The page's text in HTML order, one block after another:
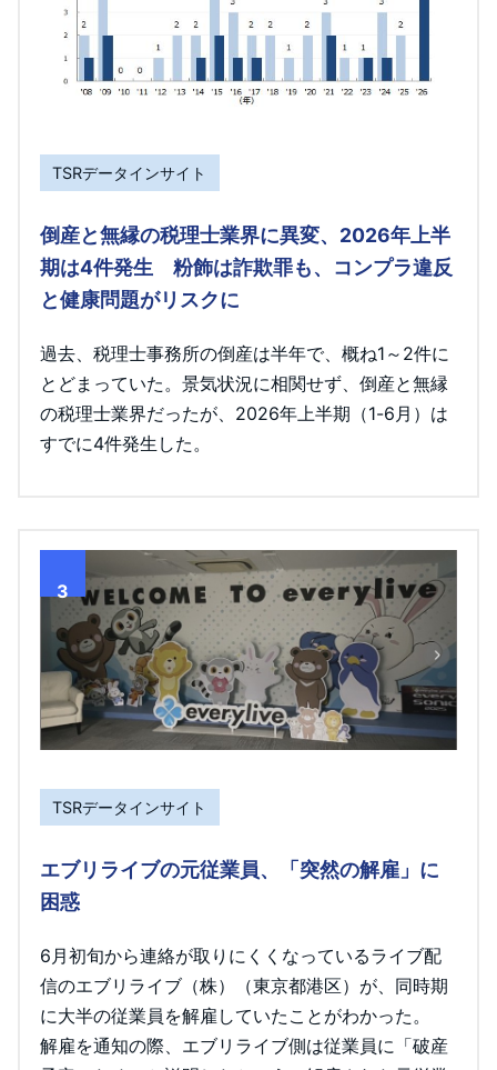
TSRデータインサイト
倒産と無縁の税理士業界に異変、2026年上半
期は4件発生 粉飾は詐欺罪も、コンプラ違反
と健康問題がリスクに
過去、税理士事務所の倒産は半年で、概ね1～2件に
とどまっていた。景気状況に相関せず、倒産と無縁
の税理士業界だったが、2026年上半期（1-6月）は
すでに4件発生した。
3
TSRデータインサイト
エブリライブの元従業員、「突然の解雇」に
困惑
6月初旬から連絡が取りにくくなっているライブ配
信のエブリライブ（株）（東京都港区）が、同時期
に大半の従業員を解雇していたことがわかった。
解雇を通知の際、エブリライブ側は従業員に「破産